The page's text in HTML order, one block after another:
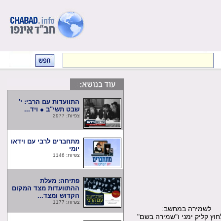
במחשב:
קליק ימני ו"שמירה בשם"
התוועדות עם הרבי: י'
שבט תשי"ב ● ויד...
צפיות: 2977
מתחברים לרבי עם וידאו
יומי
צפיות: 1146
פתיחה: מעלת
ההתוועדות מצד המקום
הקדוש ומצד...
צפיות: 1177